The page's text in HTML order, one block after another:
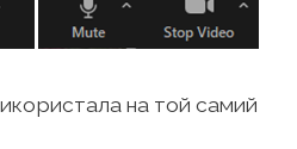
на той самий